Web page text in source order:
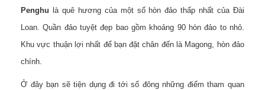
Penghu là quê hương của một số hòn đảo thấp nhất của Đài
Loan. Quần đảo tuyệt đẹp bao gồm khoảng 90 hòn đảo to nhỏ.
Khu vực thuận lợi nhất để bạn đặt chân đến là Magong, hòn đảo
chính.
Ở đây bạn sẽ tiện dụng đi tới số đông những điểm tham quan